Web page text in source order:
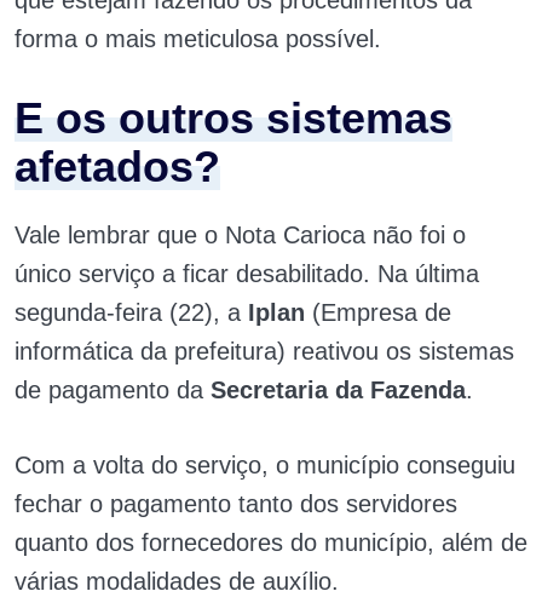
forma o mais meticulosa possível.
E os outros sistemas
afetados?
Vale lembrar que o Nota Carioca não foi o
único serviço a ficar desabilitado. Na última
segunda-feira (22), a Iplan (Empresa de
informática da prefeitura) reativou os sistemas
de pagamento da Secretaria da Fazenda.
Com a volta do serviço, o município conseguiu
fechar o pagamento tanto dos servidores
quanto dos fornecedores do município, além de
várias modalidades de auxílio.